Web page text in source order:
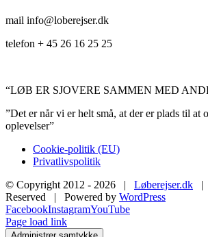
mail info@loberejser.dk
telefon + 45 26 16 25 25
“LØB ER SJOVERE SAMMEN MED
”Det er når vi er helt små, at der er plads til at
oplevelser”
Cookie-politik (EU)
Privatlivspolitik
© Copyright 2012 - 2026 | Løberejser.dk |
Reserved | Powered by WordPress
FacebookInstagramYouTube
Page load link